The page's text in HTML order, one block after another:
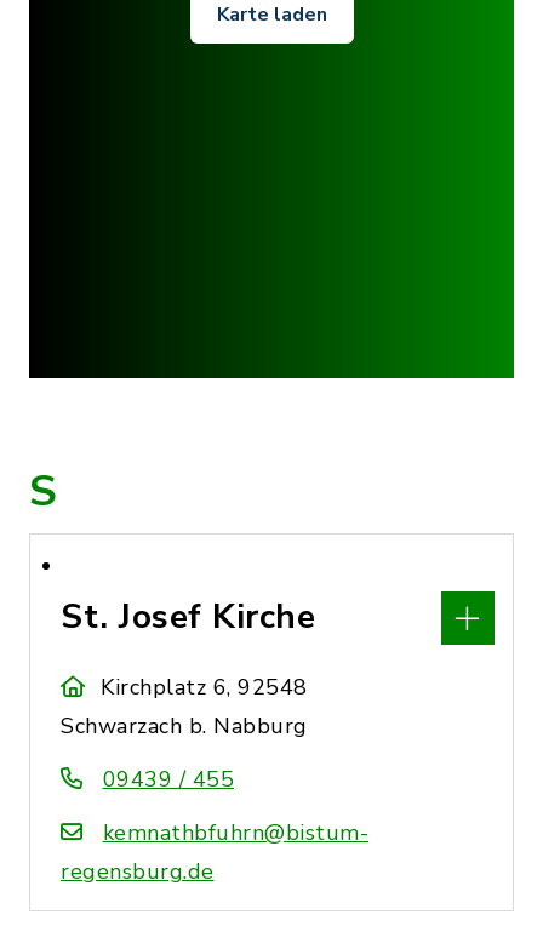
Karte laden
S
St. Josef Kirche
Kirchplatz 6, 92548
Schwarzach b. Nabburg
09439 / 455
kemnathbfuhrn@bistum-
regensburg.de